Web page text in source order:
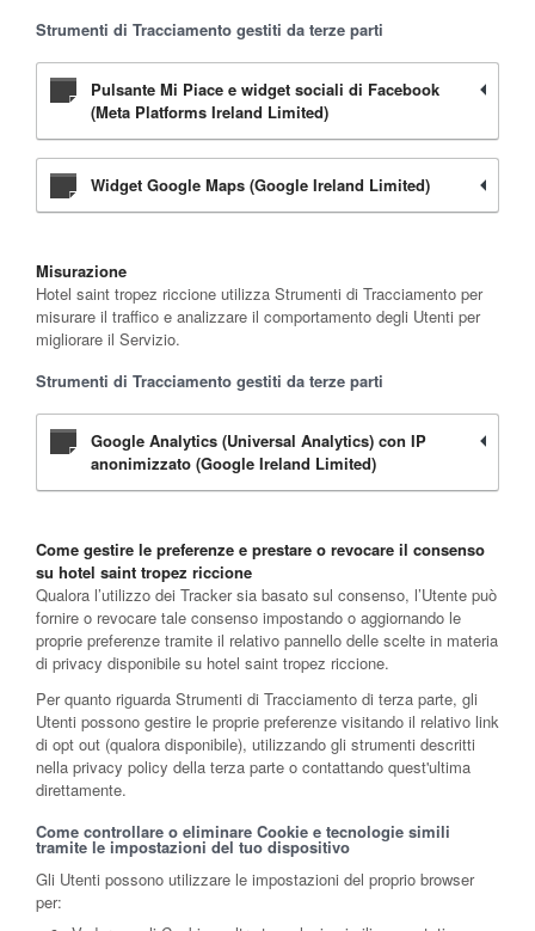
Strumenti di Tracciamento gestiti da terze parti
Pulsante Mi Piace e widget sociali di Facebook
(Meta Platforms Ireland Limited)
Widget Google Maps (Google Ireland Limited)
Misurazione
Hotel saint tropez riccione utilizza Strumenti di Tracciamento per
misurare il traffico e analizzare il comportamento degli Utenti per
migliorare il Servizio.
Strumenti di Tracciamento gestiti da terze parti
Google Analytics (Universal Analytics) con IP
anonimizzato (Google Ireland Limited)
Come gestire le preferenze e prestare o revocare il consenso
su hotel saint tropez riccione
Qualora l’utilizzo dei Tracker sia basato sul consenso, l’Utente può
fornire o revocare tale consenso impostando o aggiornando le
proprie preferenze tramite il relativo pannello delle scelte in materia
di privacy disponibile su hotel saint tropez riccione.
Per quanto riguarda Strumenti di Tracciamento di terza parte, gli
Utenti possono gestire le proprie preferenze visitando il relativo link
di opt out (qualora disponibile), utilizzando gli strumenti descritti
nella privacy policy della terza parte o contattando quest'ultima
direttamente.
Come controllare o eliminare Cookie e tecnologie simili
tramite le impostazioni del tuo dispositivo
Gli Utenti possono utilizzare le impostazioni del proprio browser
per: